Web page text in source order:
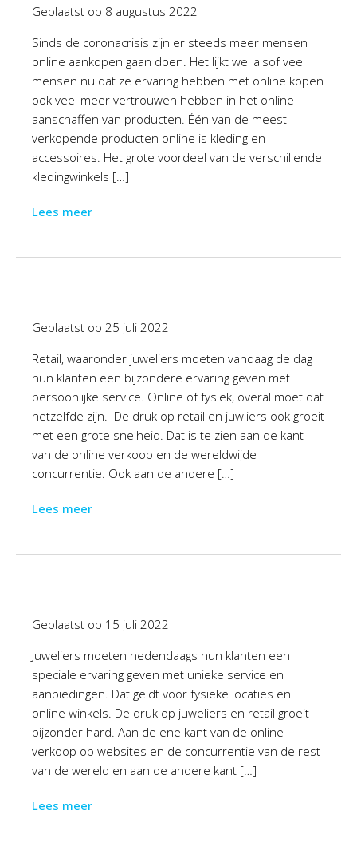
Geplaatst op 8 augustus 2022
Sinds de coronacrisis zijn er steeds meer mensen
online aankopen gaan doen. Het lijkt wel alsof veel
mensen nu dat ze ervaring hebben met online kopen
ook veel meer vertrouwen hebben in het online
aanschaffen van producten. Één van de meest
verkopende producten online is kleding en
accessoires. Het grote voordeel van de verschillende
kledingwinkels […]
Lees meer
Geplaatst op 25 juli 2022
Retail, waaronder juweliers moeten vandaag de dag
hun klanten een bijzondere ervaring geven met
persoonlijke service. Online of fysiek, overal moet dat
hetzelfde zijn. De druk op retail en juwliers ook groeit
met een grote snelheid. Dat is te zien aan de kant
van de online verkoop en de wereldwijde
concurrentie. Ook aan de andere […]
Lees meer
Geplaatst op 15 juli 2022
Juweliers moeten hedendaags hun klanten een
speciale ervaring geven met unieke service en
aanbiedingen. Dat geldt voor fysieke locaties en
online winkels. De druk op juweliers en retail groeit
bijzonder hard. Aan de ene kant van de online
verkoop op websites en de concurrentie van de rest
van de wereld en aan de andere kant […]
Lees meer